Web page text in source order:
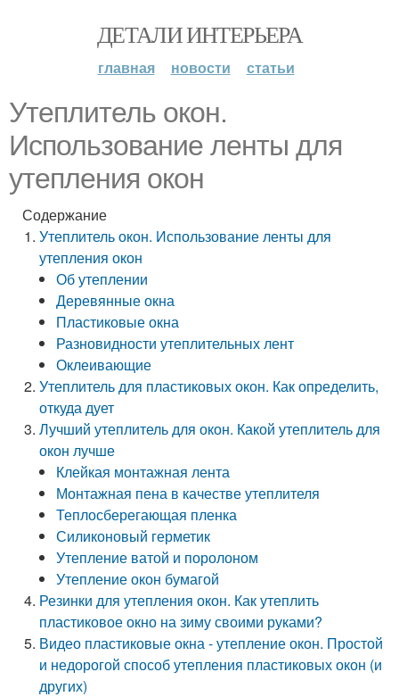
ДЕТАЛИ ИНТЕРЬЕРА
главная новости статьи
Утеплитель окон.
Использование ленты для
утепления окон
Содержание
Утеплитель окон. Использование ленты для
утепления окон
Об утеплении
Деревянные окна
Пластиковые окна
Разновидности утеплительных лент
Оклеивающие
Утеплитель для пластиковых окон. Как определить,
откуда дует
Лучший утеплитель для окон. Какой утеплитель для
окон лучше
Клейкая монтажная лента
Монтажная пена в качестве утеплителя
Теплосберегающая пленка
Силиконовый герметик
Утепление ватой и поролоном
Утепление окон бумагой
Резинки для утепления окон. Как утеплить
пластиковое окно на зиму своими руками?
Видео пластиковые окна - утепление окон. Простой
и недорогой способ утепления пластиковых окон (и
других)